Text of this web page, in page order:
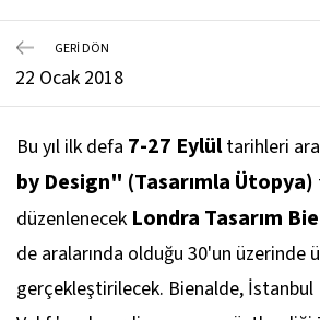
GERİ DÖN
22 Ocak 2018
Bu yıl ilk defa 7-27 Eylültarihleri
by Design" (Tasarımla Ütopya)
düzenlenecek Londra Tasarım
de aralarında olduğu 30'un üzerinde
gerçekleştirilecek. Bienalde,